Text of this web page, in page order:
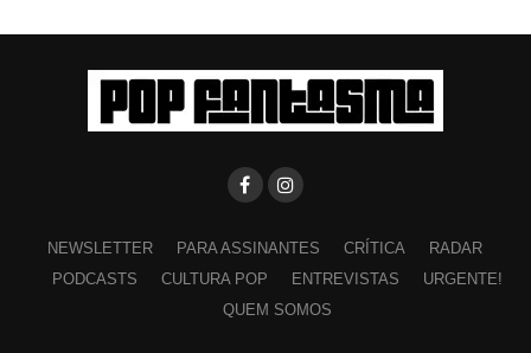
NEWSLETTER PARA ASSINANTES CRÍTICA
RADAR
PODCASTS
CULTURA POP ENTREVISTAS
URGENTE!
QUEM SOMOS